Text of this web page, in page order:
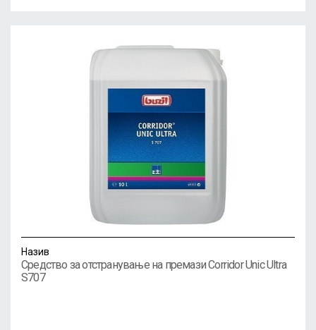
Назив
Средство за отстранување на премази Corridor Unic Ultra
S707